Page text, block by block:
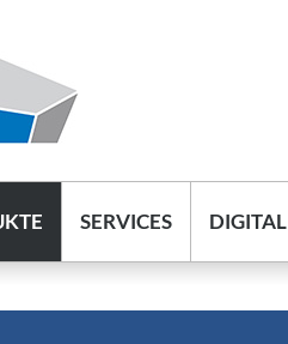
SERVICES DIGITAL